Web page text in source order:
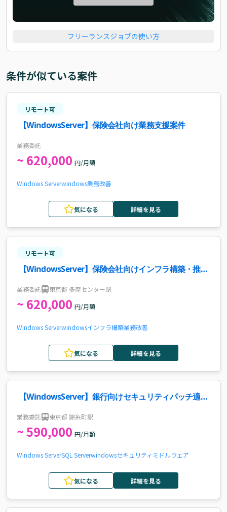
フリーランスジョブの使い方
条件が似ている案件
リモート可
【WindowsServer】保険会社向け業務支援案件
業務委託
~ 620,000 円/月額
Windows Serverwindows業務改善
気になる 詳細を見る
リモート可
【WindowsServer】保険会社向けインフラ構築・推進
業務委託 東京都 多摩センター駅
~ 620,000 円/月額
Windows Serverwindowsインフラ構築業務改善
気になる 詳細を見る
【WindowsServer】銀行向けセキュリティパッチ適用
業務委託 東京都 錦糸町駅
~ 590,000 円/月額
Windows ServerSQL Serverwindowsセキュリティ ミドルウェア
気になる 詳細を見る